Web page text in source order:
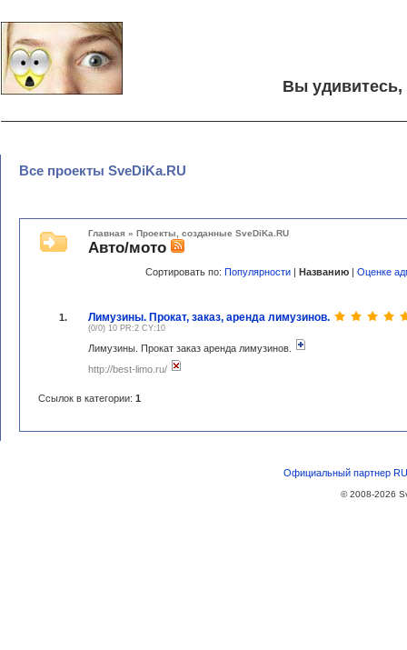
Вы
Все проекты SveDiKa.RU
Главная » Проекты, созданные SveDiKa.RU
Авто/мото
Сортировать по: Популярности | Названию | Оценке
1. Лимузины. Прокат, заказ, аренда лимузинов.
(0/0) 10 PR:2 CY:10
Лимузины. Прокат заказ аренда лимузинов.
http://best-limo.ru/
Ссылок в категории: 1
Официальный партнер
© 2008-2026